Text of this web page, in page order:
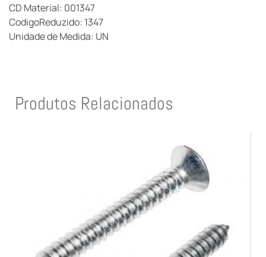
CD Material: 001347
CodigoReduzido: 1347
Unidade de Medida: UN
Produtos Relacionados